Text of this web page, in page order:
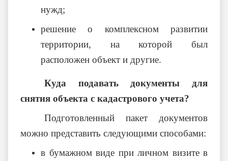
нужд;
решение о комплексном развитии
территории, на которой был
расположен объект и другие.
Куда подавать документы для
снятия объекта с кадастрового учета?
Подготовленный пакет документов
можно представить следующими способами:
в бумажном виде при личном визите в